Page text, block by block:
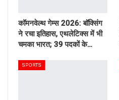
कॉमनवेल्थ गेम्स 2026: बॉक्सिंग
ने रचा इतिहास, एथलेटिक्स में भी
चमका भारत; 39 पदकों के…
SPORTS